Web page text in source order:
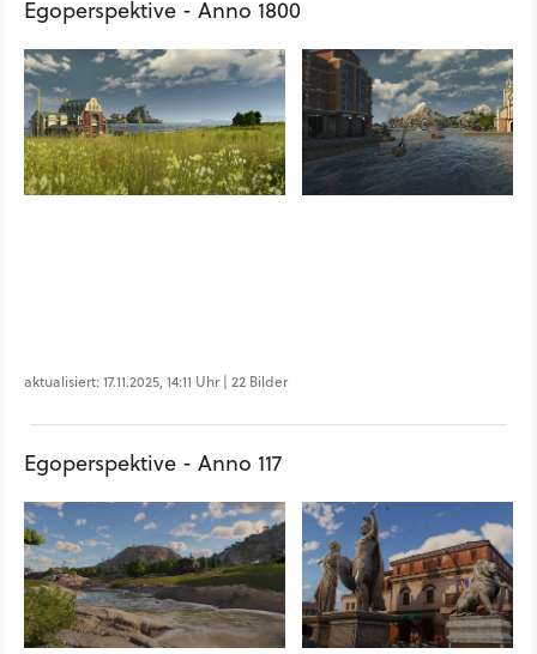
Egoperspektive - Anno 1800
aktualisiert: 17.11.2025, 14:11 Uhr | 22 Bilder
Egoperspektive - Anno 117